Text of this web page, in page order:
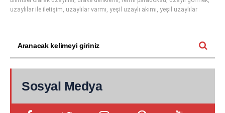
uzaylılar ile iletişim, uzaylılar varmı, yeşil uzaylı akımı, yeşil uzaylılar
Sosyal Medya